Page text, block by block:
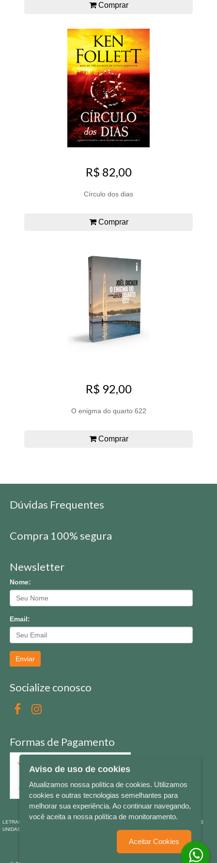
Comprar
R$ 82,00
Círculo dos dias
Comprar
R$ 92,00
O enigma do quarto 622
Comprar
Dúvidas Frequentes
Compra 100% segura
Newsletter
Nome:
Email:
Enviar
Socialize conosco
Formas de Pagamento
LETRAS & CIA - CNPJ n° 88.587.548/0001-20 - Térreo Bourbon Shopping - AV. NAÇÕES
UNIDAS , 2001 - Lojas 1064/1065 - RIO BRANCO - - NOVO HAMBURGO - RS
Aviso de uso de cookies
Atualizamos nossa política de cookies. Utilizamos
cookies e outras tecnologias semelhantes para
melhorar sua experiência. Ao continuar navegando,
você aceita a nossa política de monitoramento.
Aceitar Cookies